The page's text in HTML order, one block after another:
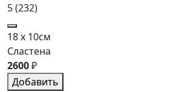
5(232)
18 x 10см
Сластена
2600₽
Добавить